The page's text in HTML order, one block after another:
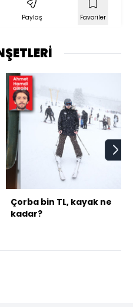
Paylaş Favoriler
Çorba bin TL, kayak ne
kadar?